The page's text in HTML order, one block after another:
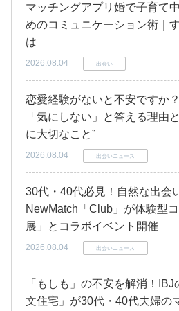
マッチングアプリ婚で子育て
めのコミュニケーション術｜
は
2026.08.04 出会い
恋愛経験がないと不安ですか
「気にしない」と答える理由
に大切なこと”
2026.08.04 出会いニュース
30代・40代必見！自然な出会
NewMatch「Club」が体験型
展」とコラボイベント開催
2026.08.04 出会いニュース
「もしも」の不安を解消！
文住宅」が30代・40代夫婦の